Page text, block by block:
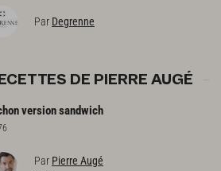
Par Degrenne
DE PIERRE AUGÉ
versionsandwich
Par Pierre Augé